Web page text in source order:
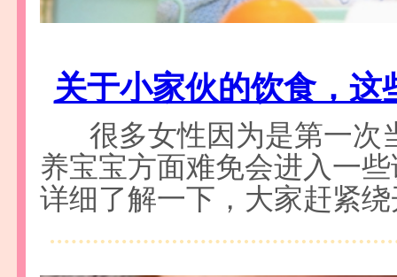
关于小家伙的饮食，这
很多女性因为是第一次
养宝宝方面难免会进入一
详细了解一下，大家赶紧